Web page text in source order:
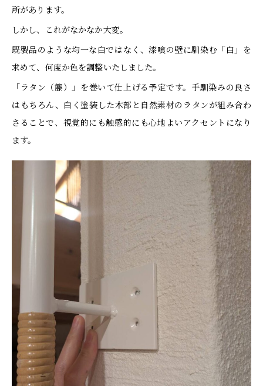
所があります。
しかし、これがなかなか大変。
既製品のような均一な白ではなく、漆喰の壁に馴染む「白」を
求めて、何度か色を調整いたしました。
「ラタン（籐）」を巻いて仕上げる予定です。手馴染みの良さ
はもちろん、白く塗装した木部と自然素材のラタンが組み合わ
さることで、視覚的にも触感的にも心地よいアクセントになり
ます。